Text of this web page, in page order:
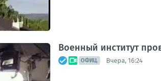
Военный институт
ОФИЦ. Вчера, 16:24